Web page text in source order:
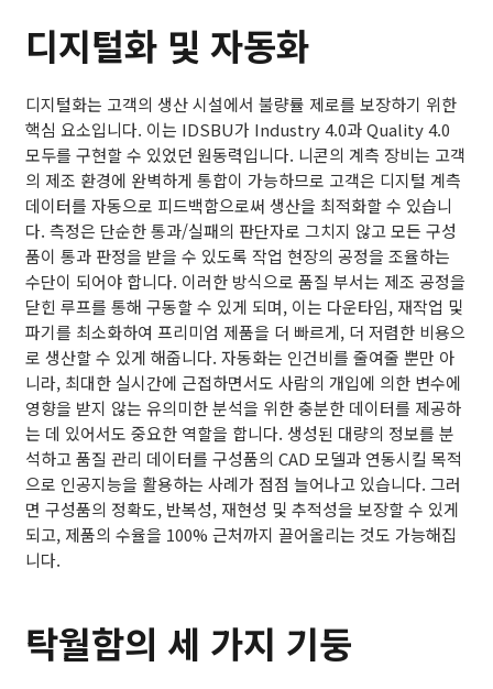
디지털화 및 자동화
디지털화는 고객의 생산 시설에서 불량률 제로를 보장하기 위한
핵심 요소입니다. 이는 IDSBU가 Industry 4.0과 Quality 4.0
모두를 구현할 수 있었던 원동력입니다. 니콘의 계측 장비는 고객
의 제조 환경에 완벽하게 통합이 가능하므로 고객은 디지털 계측
데이터를 자동으로 피드백함으로써 생산을 최적화할 수 있습니
다. 측정은 단순한 통과/실패의 판단자로 그치지 않고 모든 구성
품이 통과 판정을 받을 수 있도록 작업 현장의 공정을 조율하는
수단이 되어야 합니다. 이러한 방식으로 품질 부서는 제조 공정을
닫힌 루프를 통해 구동할 수 있게 되며, 이는 다운타임, 재작업 및
파기를 최소화하여 프리미엄 제품을 더 빠르게, 더 저렴한 비용으
로 생산할 수 있게 해줍니다. 자동화는 인건비를 줄여줄 뿐만 아
니라, 최대한 실시간에 근접하면서도 사람의 개입에 의한 변수에
영향을 받지 않는 유의미한 분석을 위한 충분한 데이터를 제공하
는 데 있어서도 중요한 역할을 합니다. 생성된 대량의 정보를 분
석하고 품질 관리 데이터를 구성품의 CAD 모델과 연동시킬 목적
으로 인공지능을 활용하는 사례가 점점 늘어나고 있습니다. 그러
면 구성품의 정확도, 반복성, 재현성 및 추적성을 보장할 수 있게
되고, 제품의 수율을 100% 근처까지 끌어올리는 것도 가능해집
니다.
탁월함의 세 가지 기둥